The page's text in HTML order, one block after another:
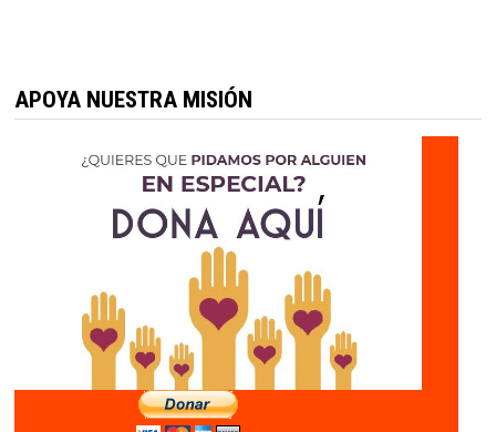
APOYA NUESTRA MISIÓN